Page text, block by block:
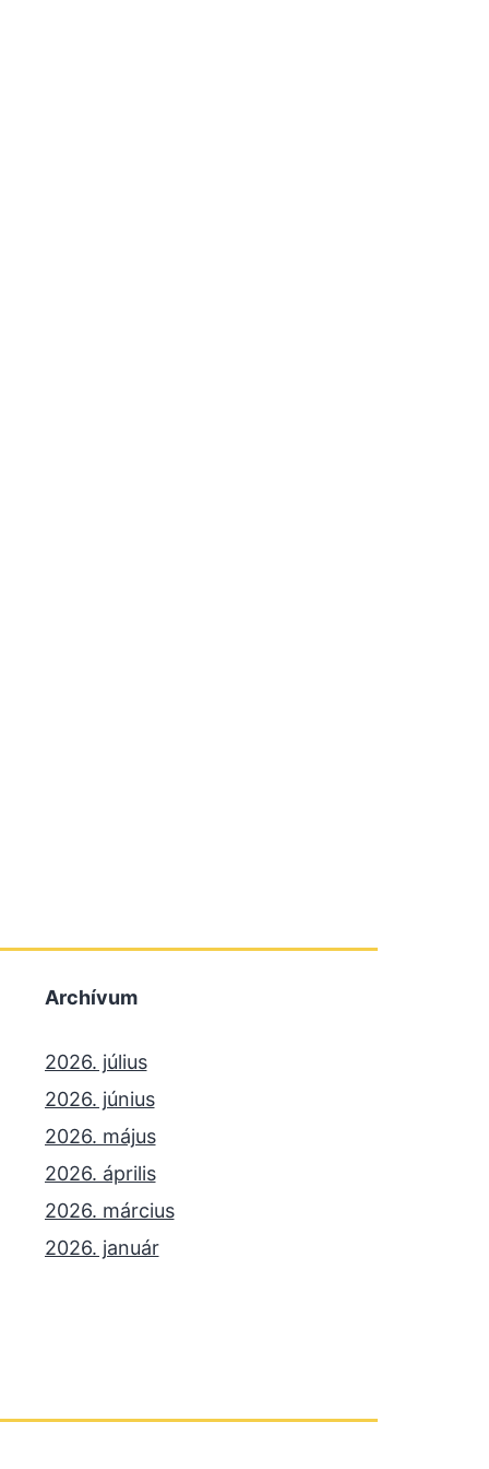
Archívum
2026. július
2026. június
2026. május
2026. április
2026. március
2026. január